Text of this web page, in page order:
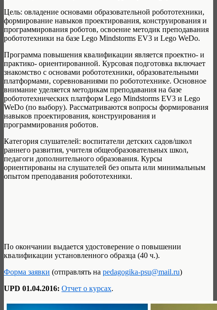
Цель: овладение основами образовательной робототехники,
формирование навыков проектирования, конструирования и
программирования роботов, освоение методик преподавания
робототехники на базе Lego Mindstorms EV3 и Lego WeDo.
Программа повышения квалификации является проектно- и
практико- ориентированной. Курсовая подготовка включает
знакомство с основами робототехники, образовательными
платформами, соревнованиями по робототехнике. Основное
внимание уделяется методикам преподавания на базе
робототехнических платформ Lego Mindstorms EV3 и Lego
WeDo (по выбору). Рассматриваются вопросы формирования
навыков проектирования, конструирования и
программирования роботов.
Категория слушателей: воспитатели детских садов/школ
раннего развития, учителя общеобразовательных школ,
педагоги дополнительного образования. Курсы
ориентированы на слушателей без опыта или минимальным
опытом преподавания робототехники.
По окончании выдается удостоверение о повышении
квалификации установленного образца (40 ч.).
Форма заявки (отправлять на pedagogika-psu@mail.ru)
UPD 01.04.2016: Отчет о курсах.